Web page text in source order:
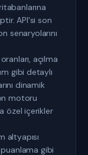
API'si son
senaryolarını
açılma
gibi detaylı
dinamik
motoru
özel içerikler
altyapısı
gibi